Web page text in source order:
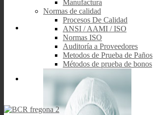
Manufactura
Normas de calidad
Procesos De Calidad
ANSI / AAMI / ISO
Normas ISO
Auditoría a Proveedores
Metodos de Prueba de Paños
Métodos de prueba de bonos